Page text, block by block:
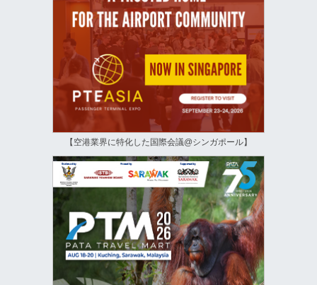
【空港業界に特化した国際会議@シンガポール】